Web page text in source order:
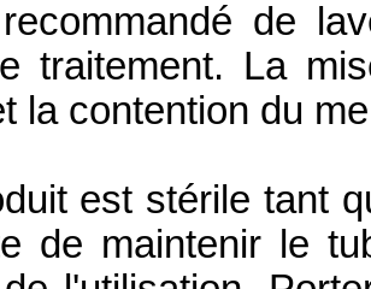
de
traitement. La
la contention du
est stérile tant
de maintenir le